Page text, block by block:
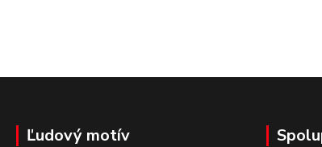
Ľudový motív